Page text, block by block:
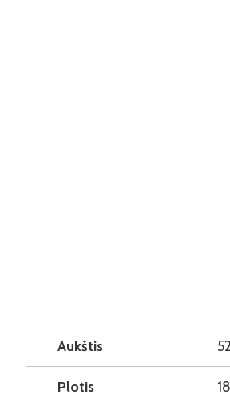
Aukštis
Plotis